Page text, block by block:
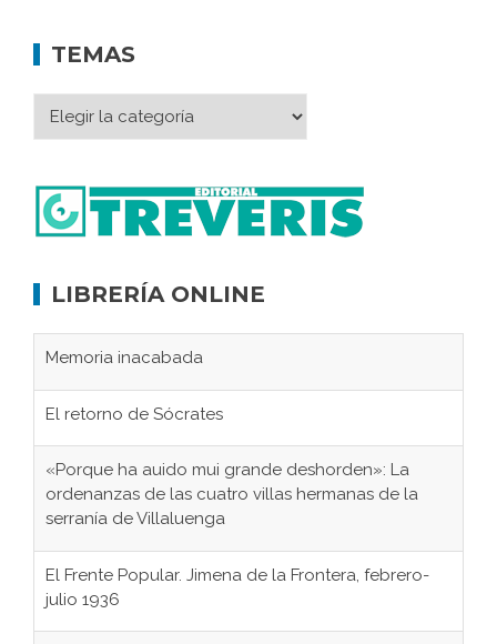
TEMAS
LIBRERÍA ONLINE
Memoria inacabada
El retorno de Sócrates
«Porque ha auido mui grande deshorden»: La
ordenanzas de las cuatro villas hermanas de la
serranía de Villaluenga
El Frente Popular. Jimena de la Frontera, febrero-
julio 1936